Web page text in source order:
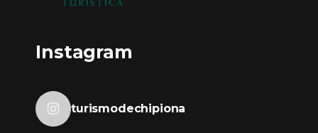
Instagram
turismodechipiona